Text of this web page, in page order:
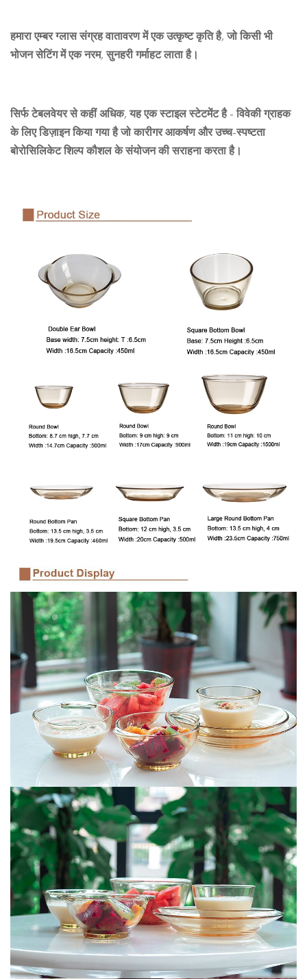
हमारा एम्बर ग्लास संग्रह वातावरण में एक उत्कृष्ट कृति है, जो किसी भी
भोजन सेटिंग में एक नरम, सुनहरी गर्माहट लाता है।
सिर्फ टेबलवेयर से कहीं अधिक, यह एक स्टाइल स्टेटमेंट है - विवेकी ग्राहक
के लिए डिज़ाइन किया गया है जो कारीगर आकर्षण और उच्च-स्पष्टता
बोरोसिलिकेट शिल्प कौशल के संयोजन की सराहना करता है।